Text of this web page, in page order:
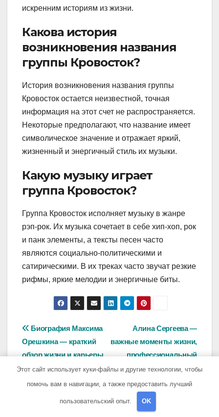
искренним историям из жизни.
Какова история
возникновения названия
группы Кровосток?
История возникновения названия группы
Кровосток остается неизвестной, точная
информация на этот счет не распространяется.
Некоторые предполагают, что название имеет
символическое значение и отражает яркий,
жизненный и энергичный стиль их музыки.
Какую музыку играет
группа Кровосток?
Группа Кровосток исполняет музыку в жанре
рэп-рок. Их музыка сочетает в себе хип-хоп, рок
и панк элементы, а тексты песен часто
являются социально-политическими и
сатирическими. В их треках часто звучат резкие
рифмы, яркие мелодии и энергичные биты.
Навигация
по
записям
Алина Сергеева —
важные моменты жизни,
профессиональный
успех и личное счастье
Биография Максима
Орешкина — краткий
обзор жизни и карьеры
одного из ведущих
российских экономистов
Этот сайт использует куки-файлы и другие технологии, чтобы
помочь вам в навигации, а также предоставить лучший
пользовательский опыт. OK